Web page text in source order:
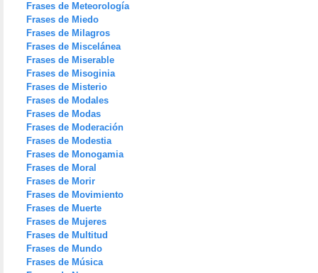
Frases de Meteorología
Frases de Miedo
Frases de Milagros
Frases de Miscelánea
Frases de Miserable
Frases de Misoginia
Frases de Misterio
Frases de Modales
Frases de Modas
Frases de Moderación
Frases de Modestia
Frases de Monogamia
Frases de Moral
Frases de Morir
Frases de Movimiento
Frases de Muerte
Frases de Mujeres
Frases de Multitud
Frases de Mundo
Frases de Música